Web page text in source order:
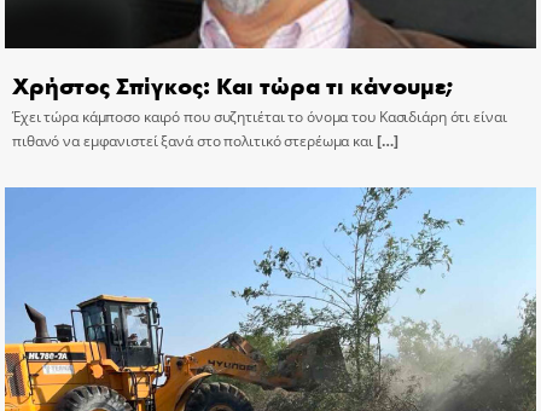
Χρήστος Σπίγκος: Και τώρα τι κάνουμε;
Έχει τώρα κάμποσο καιρό που συζητιέται το όνομα του Κασιδιάρη ότι είναι
πιθανό να εμφανιστεί ξανά στο πολιτικό στερέωμα και[…]